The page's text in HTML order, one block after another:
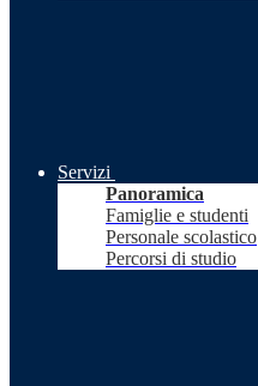
Servizi
Panoramica
Famiglie e studenti
Personale scolastico
Percorsi di studio